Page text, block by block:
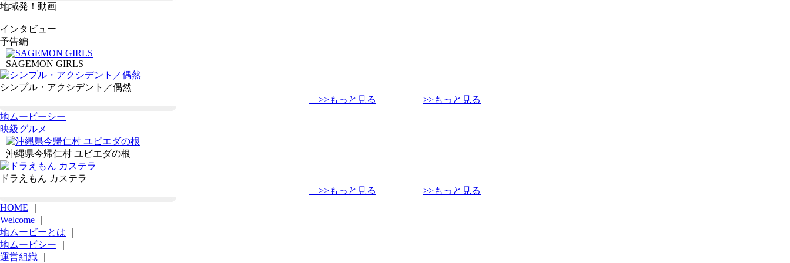
地域発！動画
インタビュー
予告編
SAGEMON GIRLS
シンプル・アクシデント／偶然
>>もっと見る
>>もっと見る
地ムービーシー
映級グルメ
沖縄県今帰仁村 ユビエダの根
ドラえもん カステラ
>>もっと見る
>>もっと見る
HOME
Welcome
地ムービーとは
地ムービシー
運営組織